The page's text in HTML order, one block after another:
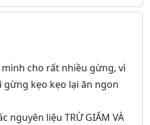
cho rất nhiều gừng, vì
kẹo kẹo lại ăn ngon
nguyên liệu TRỪ GIẤM VÀ